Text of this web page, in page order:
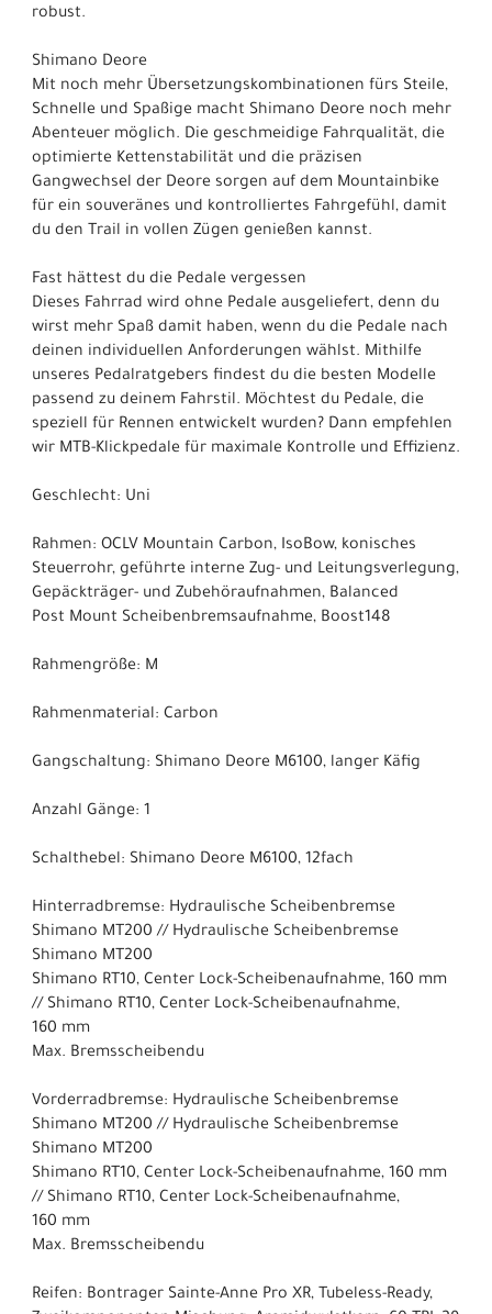
robust.
Shimano Deore
Mit noch mehr Übersetzungskombinationen fürs Steile,
Schnelle und Spaßige macht Shimano Deore noch mehr
Abenteuer möglich. Die geschmeidige Fahrqualität, die
optimierte Kettenstabilität und die präzisen
Gangwechsel der Deore sorgen auf dem Mountainbike
für ein souveränes und kontrolliertes Fahrgefühl, damit
du den Trail in vollen Zügen genießen kannst.
Fast hättest du die Pedale vergessen
Dieses Fahrrad wird ohne Pedale ausgeliefert, denn du
wirst mehr Spaß damit haben, wenn du die Pedale nach
deinen individuellen Anforderungen wählst. Mithilfe
unseres Pedalratgebers findest du die besten Modelle
passend zu deinem Fahrstil. Möchtest du Pedale, die
speziell für Rennen entwickelt wurden? Dann empfehlen
wir MTB-Klickpedale für maximale Kontrolle und Effizienz.
Geschlecht: Uni
Rahmen: OCLV Mountain Carbon, IsoBow, konisches
Steuerrohr, geführte interne Zug- und Leitungsverlegung,
Gepäckträger- und Zubehöraufnahmen, Balanced
Post Mount Scheibenbremsaufnahme, Boost148
Rahmengröße: M
Rahmenmaterial: Carbon
Gangschaltung: Shimano Deore M6100, langer Käfig
Anzahl Gänge: 1
Schalthebel: Shimano Deore M6100, 12fach
Hinterradbremse: Hydraulische Scheibenbremse
Shimano MT200 // Hydraulische Scheibenbremse
Shimano MT200
Shimano RT10, Center Lock-Scheibenaufnahme, 160 mm
// Shimano RT10, Center Lock-Scheibenaufnahme,
160 mm
Max. Bremsscheibendu
Vorderradbremse: Hydraulische Scheibenbremse
Shimano MT200 // Hydraulische Scheibenbremse
Shimano MT200
Shimano RT10, Center Lock-Scheibenaufnahme, 160 mm
// Shimano RT10, Center Lock-Scheibenaufnahme,
160 mm
Max. Bremsscheibendu
Reifen: Bontrager Sainte-Anne Pro XR, Tubeless-Ready,